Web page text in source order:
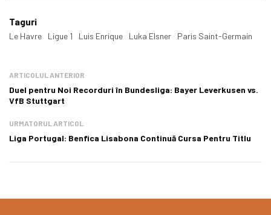
Taguri
Le Havre Ligue 1 Luis Enrique Luka Elsner Paris Saint-Germain
ARTICOLUL ANTERIOR
Duel pentru Noi Recorduri în Bundesliga: Bayer Leverkusen vs.
VfB Stuttgart
URMATORUL ARTICOL
Liga Portugal: Benfica Lisabona Continuă Cursa Pentru Titlu